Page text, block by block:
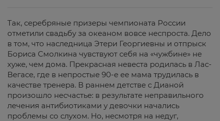
Так, серебряные призеры чемпионата России
отметили свадьбу за океаном вовсе неспроста. Дело
в том, что наследница Этери Георгиевны и отпрыск
Бориса Смолкина чувствуют себя на «чужбине» не
хуже, чем дома. Прекрасная невеста родилась в Лас-
Вегасе, где в непростые 90-е ее мама трудилась в
качестве тренера. В раннем детстве с Дианой
произошло несчастье: в результате неправильного
лечения антибиотиками у девочки начались
проблемы со слухом. Но, несмотря на недуг,